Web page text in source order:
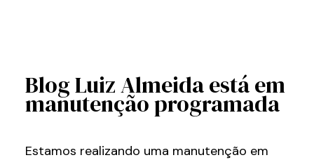
Blog Luiz Almeida está em
manutenção programada
Estamos realizando uma manutenção em